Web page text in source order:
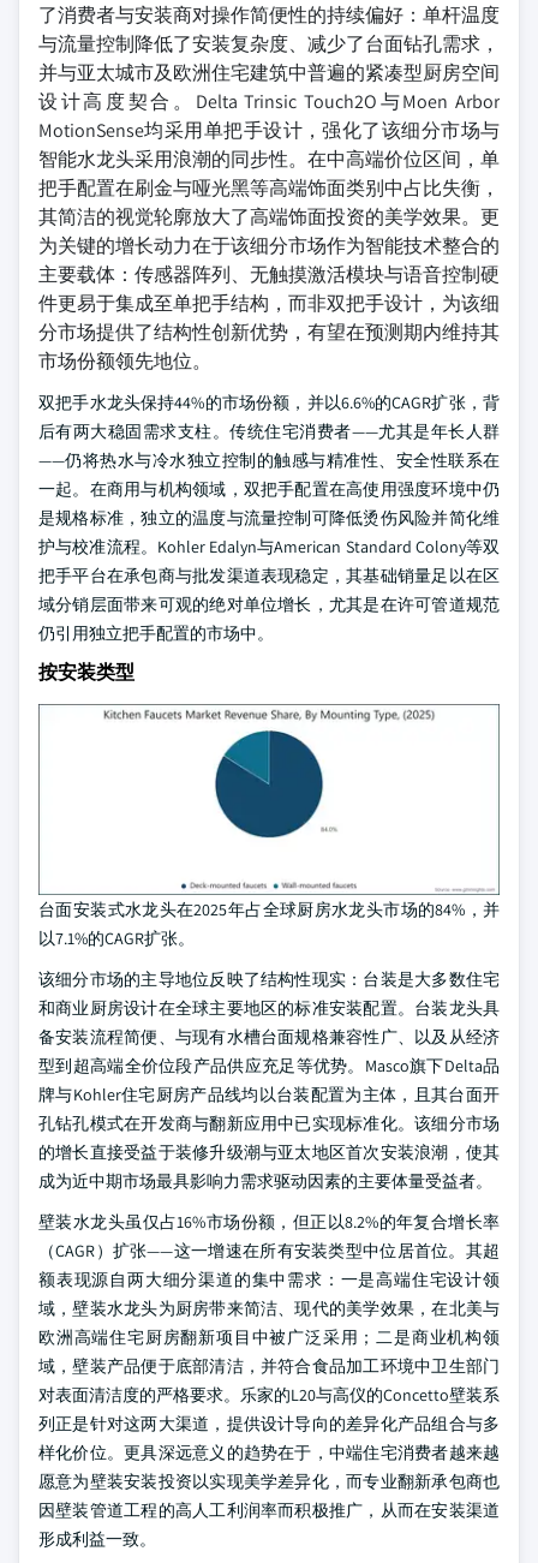
了消费者与安装商对操作简便性的持续偏好：单杆温度
与流量控制降低了安装复杂度、减少了台面钻孔需求，
并与亚太城市及欧洲住宅建筑中普遍的紧凑型厨房空间
设计高度契合。Delta Trinsic Touch2O与Moen Arbor
MotionSense均采用单把手设计，强化了该细分市场与
智能水龙头采用浪潮的同步性。在中高端价位区间，单
把手配置在刷金与哑光黑等高端饰面类别中占比失衡，
其简洁的视觉轮廓放大了高端饰面投资的美学效果。更
为关键的增长动力在于该细分市场作为智能技术整合的
主要载体：传感器阵列、无触摸激活模块与语音控制硬
件更易于集成至单把手结构，而非双把手设计，为该细
分市场提供了结构性创新优势，有望在预测期内维持其
市场份额领先地位。
双把手水龙头保持44%的市场份额，并以6.6%的CAGR扩张，背
后有两大稳固需求支柱。传统住宅消费者——尤其是年长人群
——仍将热水与冷水独立控制的触感与精准性、安全性联系在
一起。在商用与机构领域，双把手配置在高使用强度环境中仍
是规格标准，独立的温度与流量控制可降低烫伤风险并简化维
护与校准流程。Kohler Edalyn与American Standard Colony等双
把手平台在承包商与批发渠道表现稳定，其基础销量足以在区
域分销层面带来可观的绝对单位增长，尤其是在许可管道规范
仍引用独立把手配置的市场中。
按安装类型
台面安装式水龙头在2025年占全球厨房水龙头市场的84%，并
以7.1%的CAGR扩张。
该细分市场的主导地位反映了结构性现实：台装是大多数住宅
和商业厨房设计在全球主要地区的标准安装配置。台装龙头具
备安装流程简便、与现有水槽台面规格兼容性广、以及从经济
型到超高端全价位段产品供应充足等优势。Masco旗下Delta品
牌与Kohler住宅厨房产品线均以台装配置为主体，且其台面开
孔钻孔模式在开发商与翻新应用中已实现标准化。该细分市场
的增长直接受益于装修升级潮与亚太地区首次安装浪潮，使其
成为近中期市场最具影响力需求驱动因素的主要体量受益者。
壁装水龙头虽仅占16%市场份额，但正以8.2%的年复合增长率
（CAGR）扩张——这一增速在所有安装类型中位居首位。其超
额表现源自两大细分渠道的集中需求：一是高端住宅设计领
域，壁装水龙头为厨房带来简洁、现代的美学效果，在北美与
欧洲高端住宅厨房翻新项目中被广泛采用；二是商业机构领
域，壁装产品便于底部清洁，并符合食品加工环境中卫生部门
对表面清洁度的严格要求。乐家的L20与高仪的Concetto壁装系
列正是针对这两大渠道，提供设计导向的差异化产品组合与多
样化价位。更具深远意义的趋势在于，中端住宅消费者越来越
愿意为壁装安装投资以实现美学差异化，而专业翻新承包商也
因壁装管道工程的高人工利润率而积极推广，从而在安装渠道
形成利益一致。